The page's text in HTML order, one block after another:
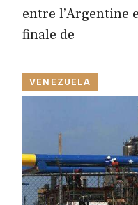
entre l’Argentine
finale de
VENEZUELA